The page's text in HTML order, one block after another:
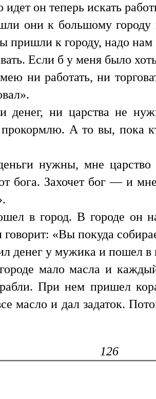
он теперь искать
они к большому городу
пришли к городу, надо
Если б у меня было
ни работать, ни
ни царства не
А то вы, пока
нужны, мне
бога. Захочет бог — и
в город. В городе он
«Вы покуда
денег у мужика и пошел в
мало масла и
При нем пришел
масло и дал задаток.
126